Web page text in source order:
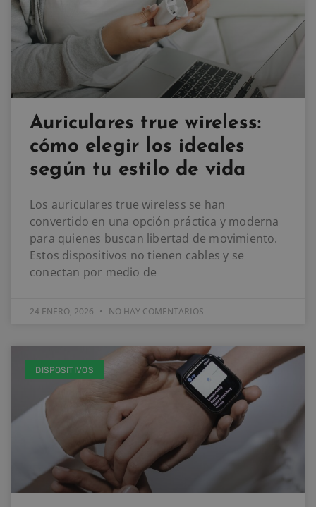
Auriculares true wireless:
cómo elegir los ideales
según tu estilo de vida
Los auriculares true wireless se han
convertido en una opción práctica y moderna
para quienes buscan libertad de movimiento.
Estos dispositivos no tienen cables y se
conectan por medio de
24 ENERO, 2026 NO HAY COMENTARIOS
DISPOSITIVOS